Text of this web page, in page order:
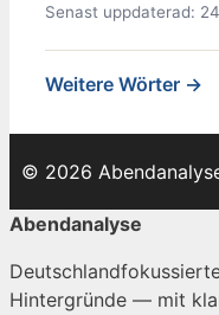
Senast uppdaterad:
Weitere Wörter →
© 2026
Abendanalyse
Hintergründe — mit